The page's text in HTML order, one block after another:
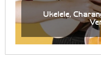
Ukelele,